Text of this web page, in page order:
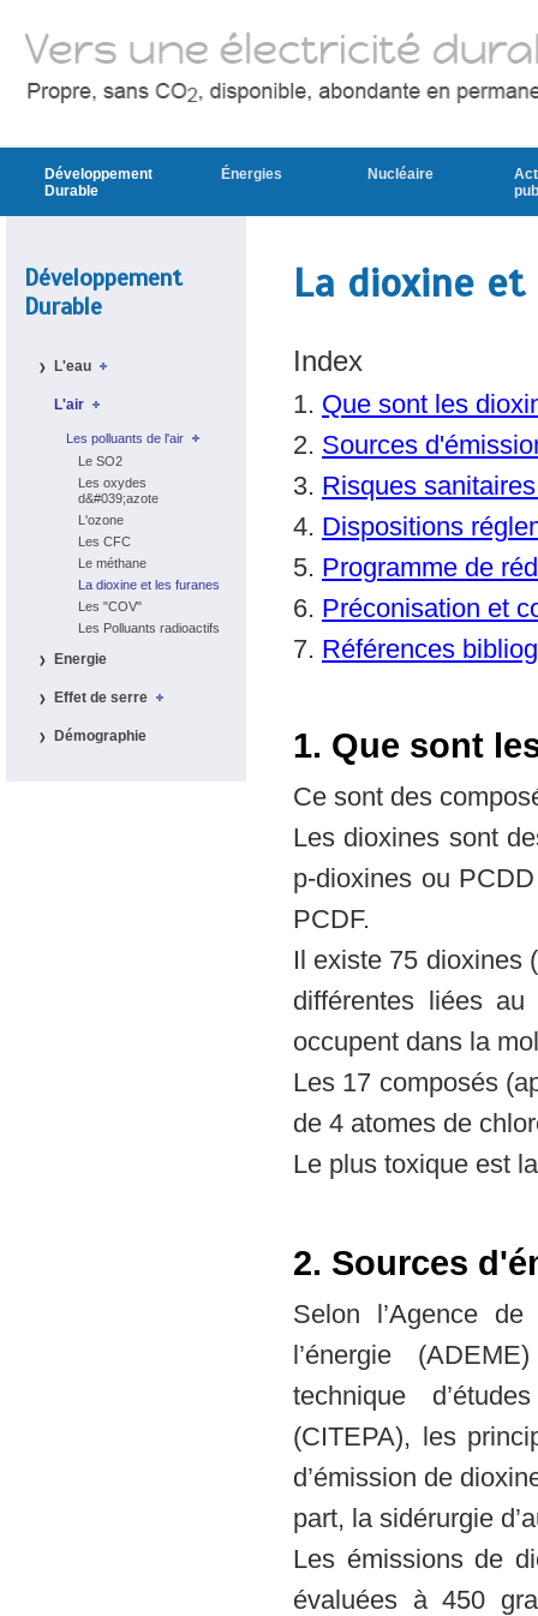
Développement
Durable
L'eau
L'air
Les polluants de l'air
Le SO2
Les oxydes
d&#039;azote
L'ozone
Les CFC
Le méthane
La dioxine et les furanes
Les "COV"
Les Polluants radioactifs
Energie
Effet de serre
Démographie
La dioxine
Index
1. Que sont les
2. Sources
3. Risques
4. Dispositions
5. Programme de
6. Préconisation et
7. Références
1. Que sont
Ce sont des
Les dioxines sont
p-dioxines ou
PCDF.
Il existe 75 dioxines
différentes liées au
occupent dans la
Les 17 composés
de 4 atomes de
Le plus toxique est
2. Sources
Selon l’Agence
l’énergie
technique
(CITEPA), les
d’émission de
part, la sidérurgie
Les émissions de
évaluées à 450
Développement
Durable
Énergies Nucléaire